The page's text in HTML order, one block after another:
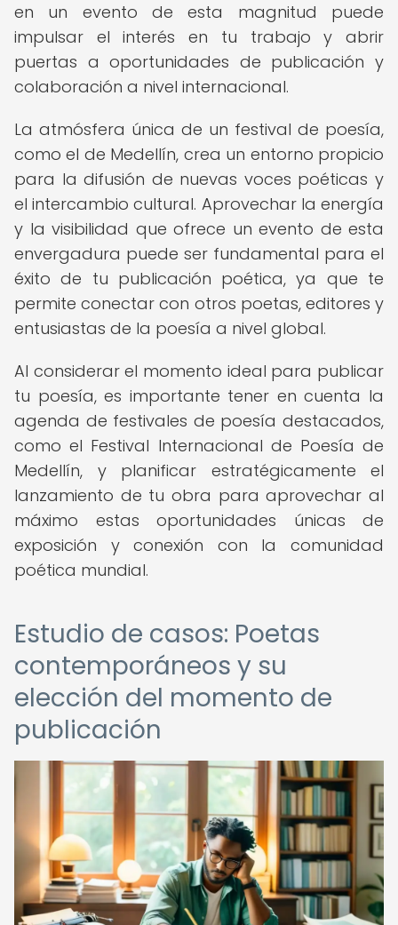
en un evento de esta magnitud puede
impulsar el interés en tu trabajo y abrir
puertas a oportunidades de publicación y
colaboración a nivel internacional.
La atmósfera única de un festival de poesía,
como el de Medellín, crea un entorno propicio
para la difusión de nuevas voces poéticas y
el intercambio cultural. Aprovechar la energía
y la visibilidad que ofrece un evento de esta
envergadura puede ser fundamental para el
éxito de tu publicación poética, ya que te
permite conectar con otros poetas, editores y
entusiastas de la poesía a nivel global.
Al considerar el momento ideal para publicar
tu poesía, es importante tener en cuenta la
agenda de festivales de poesía destacados,
como el Festival Internacional de Poesía de
Medellín, y planificar estratégicamente el
lanzamiento de tu obra para aprovechar al
máximo estas oportunidades únicas de
exposición y conexión con la comunidad
poética mundial.
Estudio de casos: Poetas
contemporáneos y su
elección del momento de
publicación